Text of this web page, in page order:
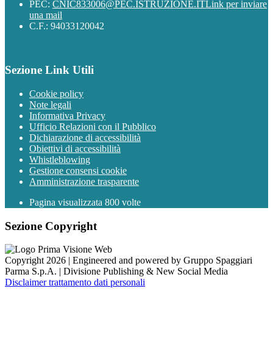
PEC: CNIC833006@PEC.ISTRUZIONE.ITLink per inviare
una mail
C.F.: 94033120042
Sezione Link Utili
Cookie policy
Note legali
Informativa Privacy
Ufficio Relazioni con il Pubblico
Dichiarazione di accessibilità
Obiettivi di accessibilità
Whistleblowing
Gestione consensi cookie
Amministrazione trasparente
Pagina visualizzata 800 volte
Sezione Copyright
Copyright 2026 | Engineered and powered by Gruppo Spaggiari
Parma S.p.A. | Divisione Publishing & New Social Media
Disclaimer trattamento dati personali